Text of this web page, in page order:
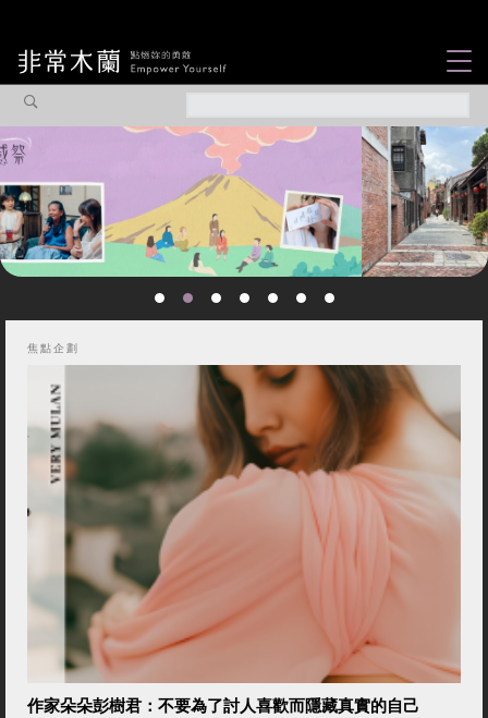
觀點專欄
焦點企劃
社會企業
認識我們
焦點企劃
作家朵朵彭樹君：不要為了討人喜歡而隱藏真實的自己